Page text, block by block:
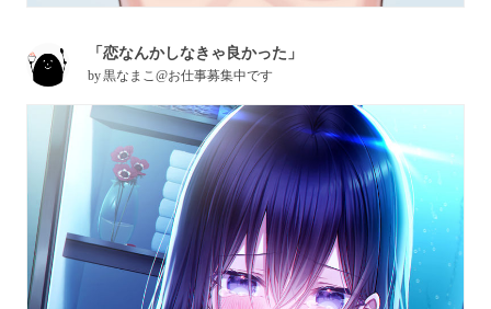
「恋なんかしなきゃ良かった」
by黒なまこ@お仕事募集中です